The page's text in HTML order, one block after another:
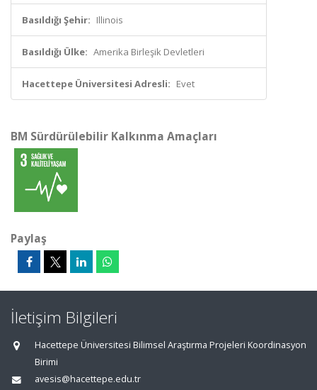
Basıldığı Şehir: Illinois
Basıldığı Ülke: Amerika Birleşik Devletleri
Hacettepe Üniversitesi Adresli: Evet
BM Sürdürülebilir Kalkınma Amaçları
Paylaş
İletişim Bilgileri
Hacettepe Üniversitesi Bilimsel Araştırma Projeleri Koordinasyon
Birimi
avesis@hacettepe.edu.tr